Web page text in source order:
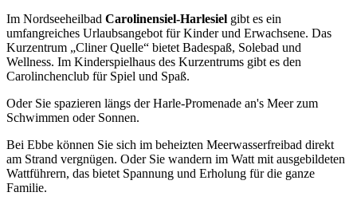
Im Nordseeheilbad Carolinensiel-Harlesiel gibt es ein
umfangreiches Urlaubsangebot für Kinder und Erwachsene. Das
Kurzentrum „Cliner Quelle“ bietet Badespaß, Solebad und
Wellness. Im Kinderspielhaus des Kurzentrums gibt es den
Carolinchenclub für Spiel und Spaß.
Oder Sie spazieren längs der Harle-Promenade an's Meer zum
Schwimmen oder Sonnen.
Bei Ebbe können Sie sich im beheizten Meerwasserfreibad direkt
am Strand vergnügen. Oder Sie wandern im Watt mit ausgebildeten
Wattführern, das bietet Spannung und Erholung für die ganze
Familie.